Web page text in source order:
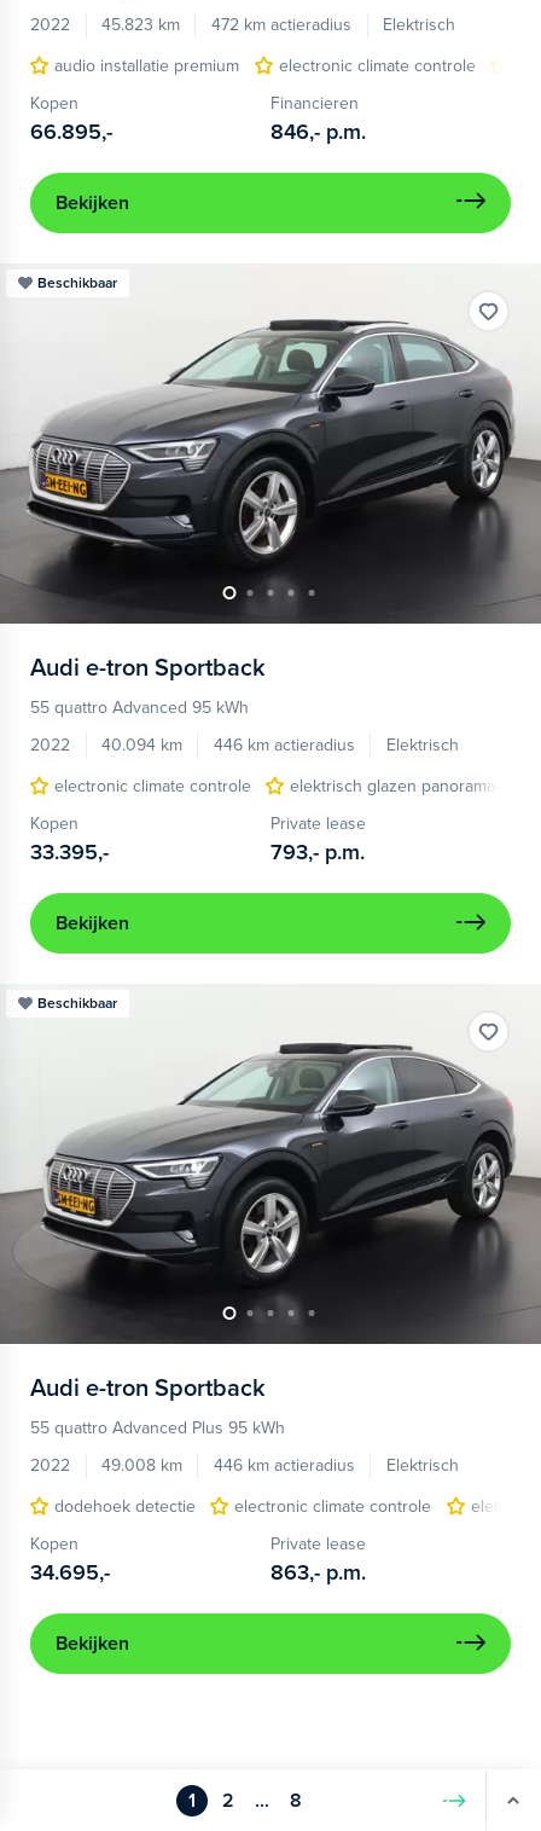
2022
45.823 km 472 km actieradius
Elektrisch
audio installatie premium
electronic climate controle
Kopen
66.895,-
Financieren
846,- p.m.
Bekijken
Beschikbaar
Audi e-tron Sportback
55 quattro Advanced 95 kWh
2022
40.094 km 446 km actieradius
Elektrisch
electronic climate controle
elektrisch glazen panorama-dak
Kopen
33.395,-
Private lease
793,- p.m.
Bekijken
Beschikbaar
Audi e-tron Sportback
55 quattro Advanced Plus 95 kWh
2022
49.008 km 446 km actieradius
Elektrisch
dodehoek detectie
electronic climate controle
Kopen
34.695,-
Private lease
863,- p.m.
Bekijken
1 2 ... 8 Volgende